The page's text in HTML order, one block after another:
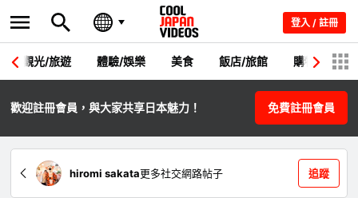
登入 / 註冊
觀光/旅遊 體驗/娛樂 美食 飯店/旅館 購物 節
歡迎註冊會員，與大家共享日本魅力！ 免費註冊會員
hiromi sakata更多社交網路帖子 追蹤